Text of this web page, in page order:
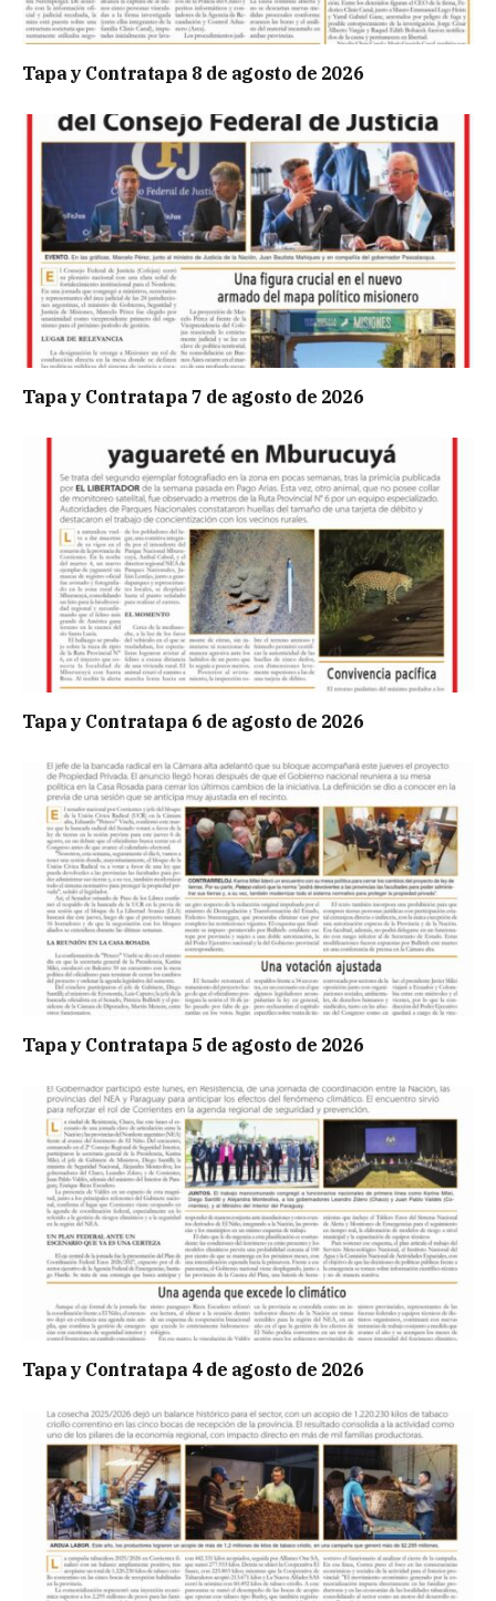
Tapa y Contratapa 8 de agosto de 2026
Tapa y Contratapa 7 de agosto de 2026
Tapa y Contratapa 6 de agosto de 2026
Tapa y Contratapa 5 de agosto de 2026
Tapa y Contratapa 4 de agosto de 2026